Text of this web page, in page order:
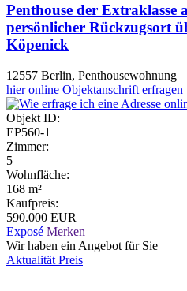
Penthouse der Extraklasse
persönlicher Rückzugsort
Köpenick
12557 Berlin, Penthousewohnung
hieronline Objektanschrift erfragen
Objekt ID:
EP560-1
Zimmer:
5
Wohnfläche:
168 m²
Kaufpreis:
590.000 EUR
Exposé Merken
Wir haben ein Angebot für Sie
Aktualität Preis